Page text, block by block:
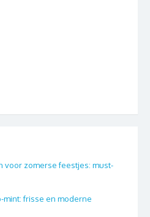
voor zomerse feestjes: must-
frisse en moderne